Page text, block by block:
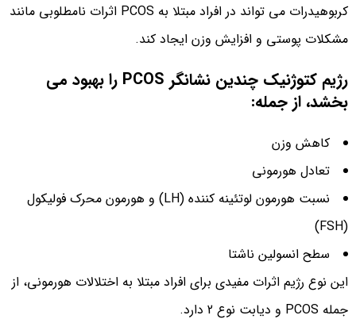
کربوهیدرات می تواند در افراد مبتلا به PCOS اثرات نامطلوبی مانند
مشکلات پوستی و افزایش وزن ایجاد کند.
رژیم کتوژنیک چندین نشانگر PCOS را بهبود می
بخشد، از جمله:
کاهش وزن
تعادل هورمونی
نسبت هورمون لوتئینه کننده (LH) و هورمون محرک فولیکول
(FSH)
سطح انسولین ناشتا
این نوع رژیم اثرات مفیدی برای افراد مبتلا به اختلالات هورمونی، از
جمله PCOS و دیابت نوع 2 دارد.